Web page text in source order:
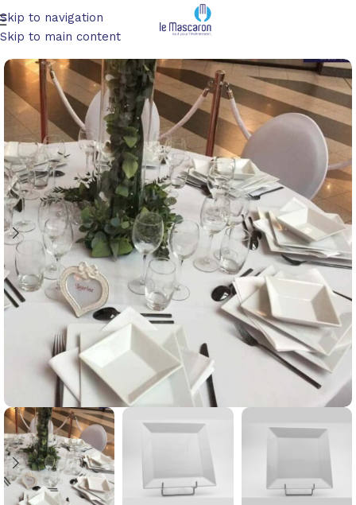
Skip to navigation
Skip to main content
Accueil/Art de la table Vaisselle